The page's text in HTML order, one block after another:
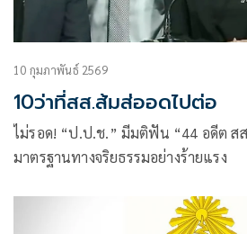
10 กุมภาพันธ์ 2569
10ว่าที่สส.ส้มส่ออดไปต่อ
ไม่รอด! “ป.ป.ช.” มีมติฟัน “44 อดีต สส
มาตรฐานทางจริยธรรมอย่างร้ายแรง